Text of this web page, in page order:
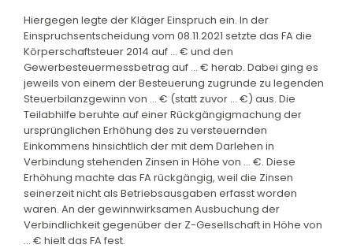
Hiergegen legte der Kläger Einspruch ein. In der
Einspruchsentscheidung vom 08.11.2021 setzte das FA die
Körperschaftsteuer 2014 auf ... € und den
Gewerbesteuermessbetrag auf ... € herab. Dabei ging es
jeweils von einem der Besteuerung zugrunde zu legenden
Steuerbilanzgewinn von ... € (statt zuvor ... €) aus. Die
Teilabhilfe beruhte auf einer Rückgängigmachung der
ursprünglichen Erhöhung des zu versteuernden
Einkommens hinsichtlich der mit dem Darlehen in
Verbindung stehenden Zinsen in Höhe von ... €. Diese
Erhöhung machte das FA rückgängig, weil die Zinsen
seinerzeit nicht als Betriebsausgaben erfasst worden
waren. An der gewinnwirksamen Ausbuchung der
Verbindlichkeit gegenüber der Z-Gesellschaft in Höhe von
... € hielt das FA fest.